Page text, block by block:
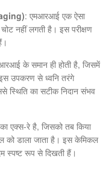
: एमआरआई एक ऐसा
नहीं लगती है। इस परीक्षण
के समान ही होती है, जिसमें
उपकरण से ध्वनि तरंगे
स्थिति का सटीक निदान संभव
एक्स-रे है, जिसको तब किया
को डाला जाता है। इस केमिकल
स्पष्ट रूप से दिखती हैं।